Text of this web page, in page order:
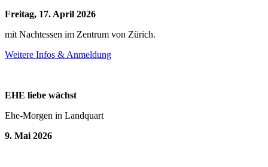
Freitag, 17. April 2026
mit Nachtessen im Zentrum von Zürich.
Weitere Infos & Anmeldung
EHE liebe wächst
Ehe-Morgen in Landquart
9. Mai 2026